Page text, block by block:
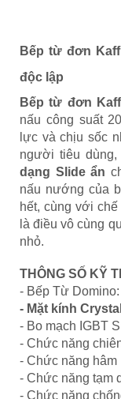
Bếp từ đơn
độc lập
Bếp từ đơn Kaff
nấu công suất
lực và chịu sốc
người tiêu
dạng Slide ẩn
nấu nướng của
hết, cùng với
là điều vô cùng
nhỏ.
THÔNG SỐ KỸ
- Bếp Từ
- Mặt kính
- Bo mạch IGBT
- Chức năng
- Chức năng hâm
- Chức năng tạm
- Chức năng